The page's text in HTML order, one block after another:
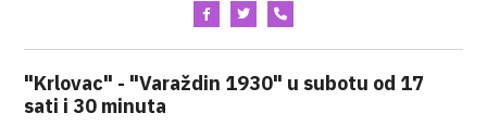
"Krlovac" - "Varaždin 1930" u subotu od 17
sati i 30 minuta